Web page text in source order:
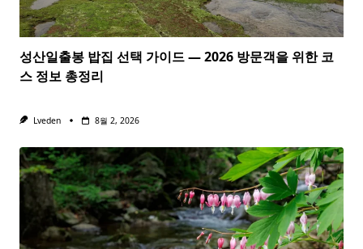
성산일출봉 밥집 선택 가이드 — 2026 방문객을 위한 코
스 정보 총정리
Lveden 8월 2, 2026